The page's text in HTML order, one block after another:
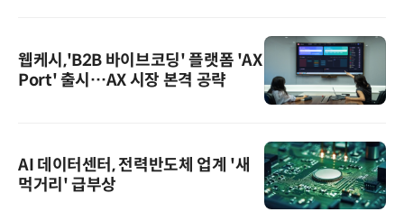
웹케시,'B2B 바이브코딩' 플랫폼 'AX
Port' 출시…AX 시장 본격 공략
AI 데이터센터, 전력반도체 업계 '새
먹거리' 급부상